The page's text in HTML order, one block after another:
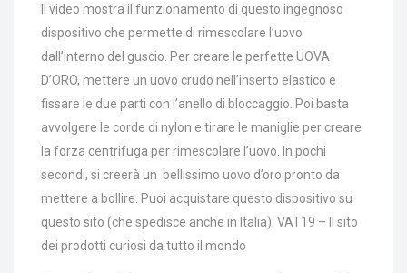
Il video mostra il funzionamento di questo ingegnoso
dispositivo che permette di rimescolare l’uovo
dall’interno del guscio. Per creare le perfette UOVA
D’ORO, mettere un uovo crudo nell’inserto elastico e
fissare le due parti con l’anello di bloccaggio. Poi basta
avvolgere le corde di nylon e tirare le maniglie per creare
la forza centrifuga per rimescolare l’uovo. In pochi
secondi, si creerà un bellissimo uovo d’oro pronto da
mettere a bollire. Puoi acquistare questo dispositivo su
questo sito (che spedisce anche in Italia): VAT19 – Il sito
dei prodotti curiosi da tutto il mondo